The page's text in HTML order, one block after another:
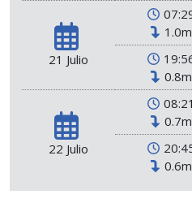
21 Julio
1.0m
0.8m
22 Julio
08:21
0.7m
0.6m